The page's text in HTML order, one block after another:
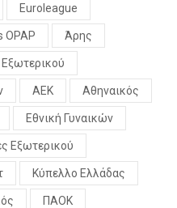
Euroleague
OPAP Άρης
ΑΕΚ Αθηναικός
Εθνική Γυναικών
Εξωτερικού
Κύπελλο Ελλάδας
ΠΑΟΚ